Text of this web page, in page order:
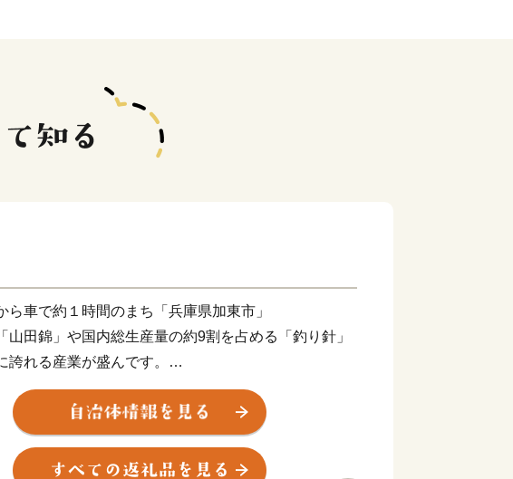
ら車で約１時間のまち「兵庫県加東市」
山田錦」や国内総生産量の約9割を占める「釣り針」
誇れる産業が盛んです。
品をお届けする『かとうすこやか定期便』や年額３万
『子育て世帯スマイル交付金』など、加東市だけの嬉
援も充実。
面積をもつ播磨中央公園や、加東アート館など、親子